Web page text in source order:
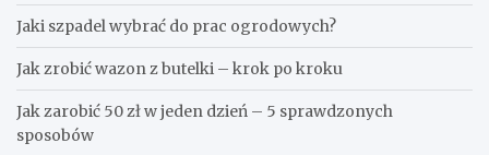
Jaki szpadel wybrać do prac ogrodowych?
Jak zrobić wazon z butelki – krok po kroku
Jak zarobić 50 zł w jeden dzień – 5 sprawdzonych
sposobów